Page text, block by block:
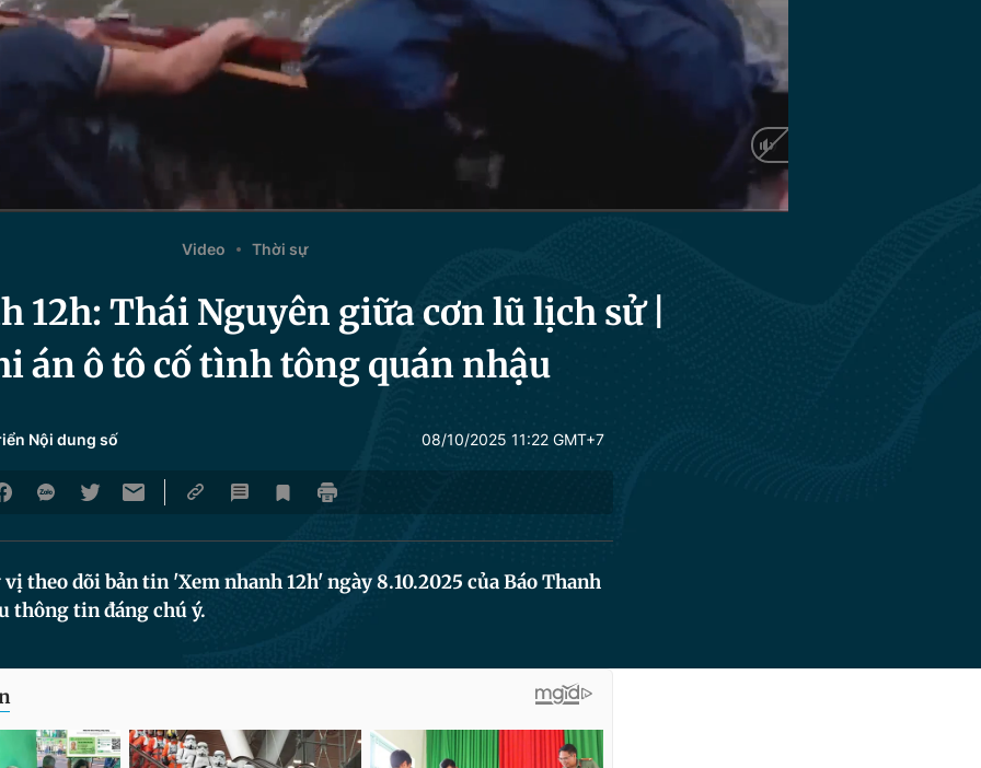
Video Thời sự
12h: Thái Nguyên giữa cơn lũ lịch sử |
án ô tô cố tình tông quán nhậu
Nội dung số 08/10/2025 11:22 GMT+7
theo dõi bản tin 'Xem nhanh 12h' ngày 8.10.2025 của Báo Thanh
thông tin đáng chú ý.